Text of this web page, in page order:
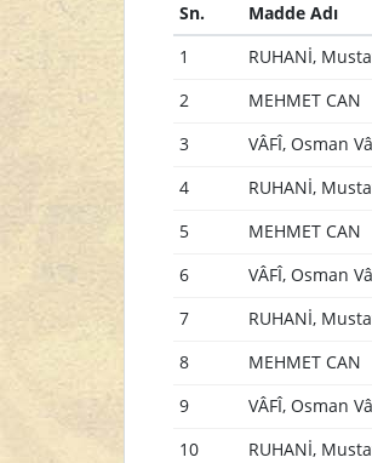
Sn. Madde Adı
1
RUHANİ,
2 MEHMET CAN
3 VÂFÎ, Osman
4 RUHANİ,
5 MEHMET CAN
6 VÂFÎ, Osman
7 RUHANİ,
8 MEHMET CAN
9 VÂFÎ, Osman
10 RUHANİ,